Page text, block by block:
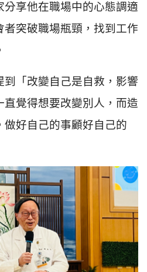
享他在職場中的心態調適
突破職場瓶頸，找到工作
「改變自己是自救，影響
覺得想要改變別人，而造
好自己的事顧好自己的